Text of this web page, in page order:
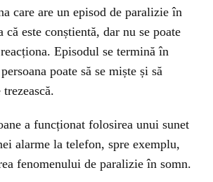
care are un episod de paralizie în
că este conștientă, dar nu se poate
Episodul se termină în
poate să se miște și să
trezească.
a funcționat folosirea unui sunet
alarme la telefon, spre exemplu,
fenomenului de paralizie în somn.